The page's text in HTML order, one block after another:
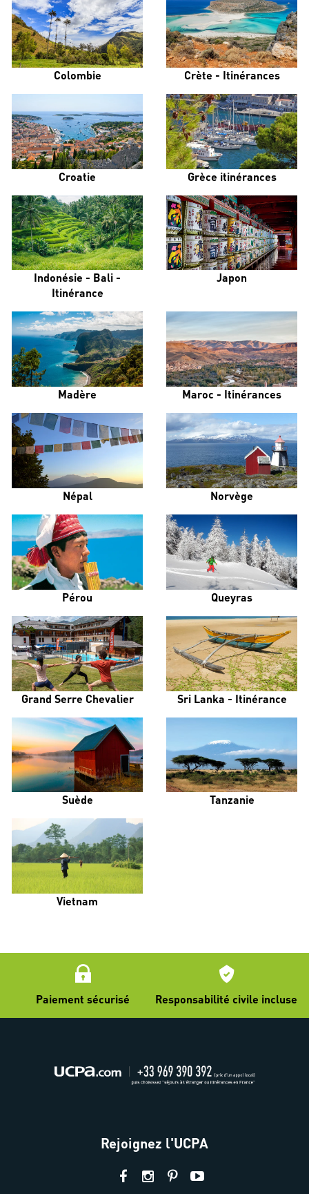
Colombie Crète - Itinérances
Croatie Grèce itinérances
Indonésie - Bali -
Itinérance
Japon
Madère Maroc - Itinérances
Népal Norvège
Pérou Queyras
Grand Serre Chevalier Sri Lanka - Itinérance
Suède Tanzanie
Vietnam
Paiement sécurisé Responsabilité civile incluse
Rejoignez l'UCPA